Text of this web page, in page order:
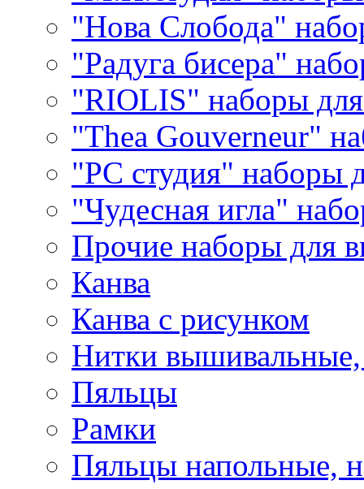
"Нова Слобода"
"Радуга бисера"
"RIOLIS" наборы
"Thea Gouverneur"
"РС студия" наборы
"Чудесная игла"
Прочие наборы для
Канва
Канва с рисунком
Нитки
Пяльцы
Рамки
Пяльцы напольные,